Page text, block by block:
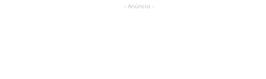
- Anúncio -